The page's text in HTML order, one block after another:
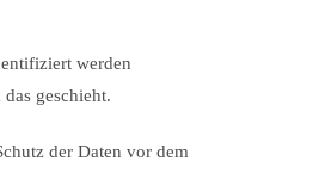
werden
geschieht.
der Daten vor dem